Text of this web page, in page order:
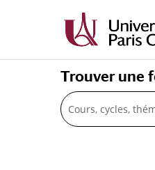
Trouver une
Recherche